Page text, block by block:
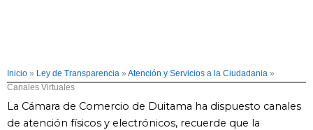
Inicio » Ley de Transparencia » Atención y Servicios a la Ciudadania »
Canales Virtuales
La Cámara de Comercio de Duitama ha dispuesto canales
de atención físicos y electrónicos, recuerde que la